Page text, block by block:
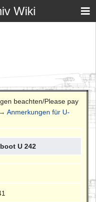
Wiki
beachten/Please pay
Anmerkungen für U-
U 242